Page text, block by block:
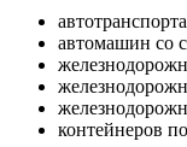
автомашин со
контейнеров